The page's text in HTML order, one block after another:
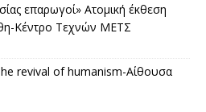
επαρωγοί» Ατομική έκθεση
Κέντρο Τεχνών ΜΕΤΣ
revival of humanism-Αίθουσα